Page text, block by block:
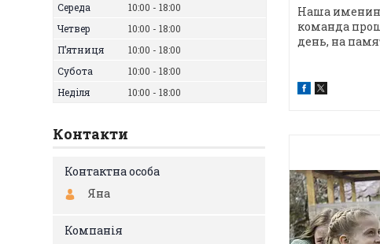
Наша
команда
день, на
Середа
10:00
18:00
Четвер
10:00
18:00
Пʼятниця
10:00
18:00
Субота
10:00
18:00
Неділя
10:00 18:00
Контакти
Яна